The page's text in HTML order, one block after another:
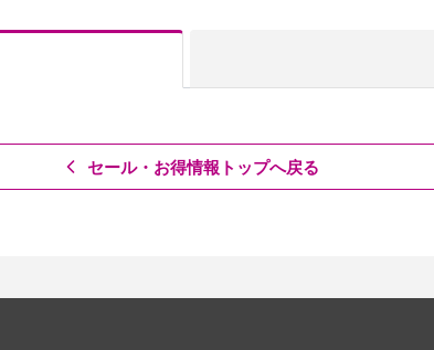
セール・お得情報トップへ戻る